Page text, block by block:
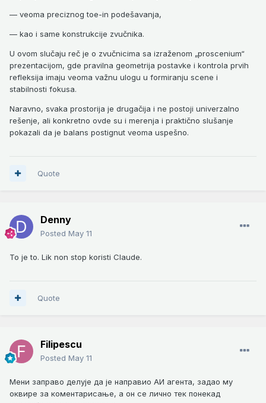
— veoma preciznog toe-in podešavanja,
— kao i same konstrukcije zvučnika.
U ovom slučaju reč je o zvučnicima sa izraženom „proscenium“
prezentacijom, gde pravilna geometrija postavke i kontrola prvih
refleksija imaju veoma važnu ulogu u formiranju scene i
stabilnosti fokusa.
Naravno, svaka prostorija je drugačija i ne postoji univerzalno
rešenje, ali konkretno ovde su i merenja i praktično slušanje
pokazali da je balans postignut veoma uspešno.
Quote
Denny
Posted May 11
To je to. Lik non stop koristi Claude.
Quote
Filipescu
Posted May 11
Мени заправо делује да је направио АИ агента, задао му
оквире за коментарисање, а он се лично тек понекад